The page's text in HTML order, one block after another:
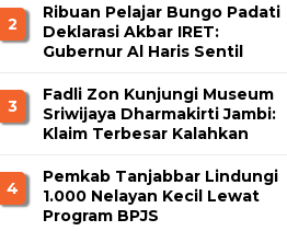
2
Ribuan Pelajar Bungo Padati
Deklarasi Akbar IRET:
Gubernur Al Haris Sentil
Radikalisme
3
Fadli Zon Kunjungi Museum
Sriwijaya Dharmakirti Jambi:
Klaim Terbesar Kalahkan
4
Pemkab Tanjabbar Lindungi
1.000 Nelayan Kecil Lewat
Program BPJS